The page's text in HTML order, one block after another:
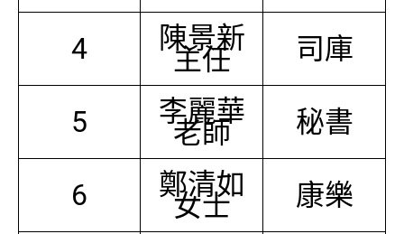
4 陳景新
主任 司庫
5 李麗華
老師 秘書
6 鄭清如
女士 康樂